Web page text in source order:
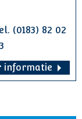
(0183) 82 02
informatie